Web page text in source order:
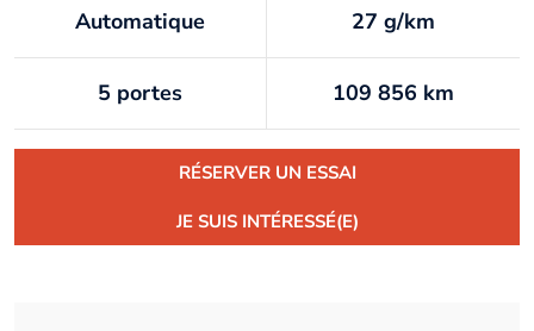
Automatique 27 g/km
5 portes 109 856 km
RÉSERVER UN ESSAI
JE SUIS INTÉRESSÉ(E)